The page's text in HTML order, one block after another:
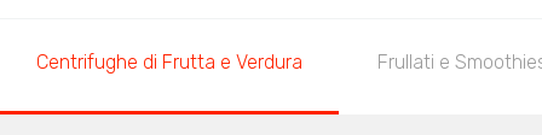
Centrifughe di Frutta e Verdura Frullati e